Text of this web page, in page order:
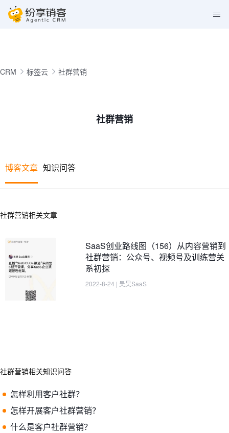
CRM 标签云 社群营销
社群营销
博客文章 知识问答
社群营销相关文章
SaaS创业路线图（156）从内容营销到
社群营销：公众号、视频号及训练营关
系初探
2022-8-24 | 吴昊SaaS
社群营销相关知识问答
怎样利用客户社群？
怎样开展客户社群营销？
什么是客户社群营销？